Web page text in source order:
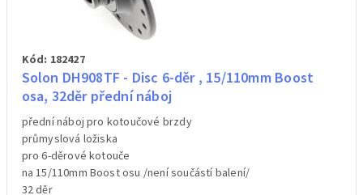
Kód: 182427
Solon DH908TF - Disc 6-děr , 15/110mm Boost
osa, 32děr přední náboj
přední náboj pro kotoučové brzdy
průmyslová ložiska
pro 6-děrové kotouče
na 15/110mm Boost osu /není součástí balení/
32 děr